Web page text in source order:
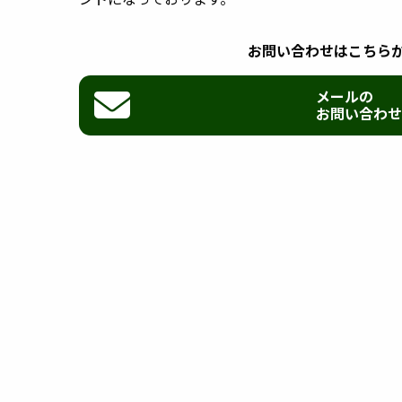
お問い合わせはこちら
メールの
お問い合わせ